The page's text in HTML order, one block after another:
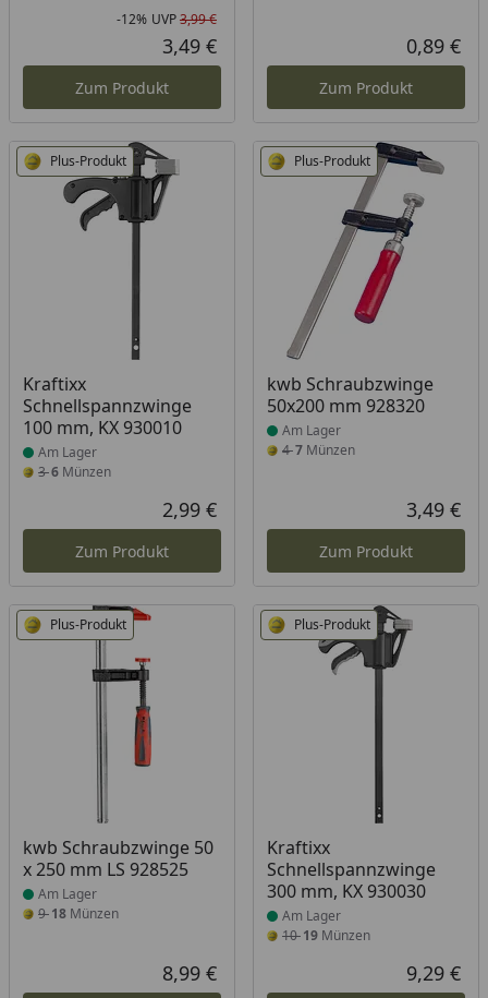
Rabatt in Prozent
-12%
Ursprünglicher Preis
UVP3,99 €
Aktueller Preis
3,49 €
Zum Produkt
0,89 €
Zum Produkt
Plus-Produkt
Kraftixx
Schnellspannzwinge
100 mm, KX 930010
Produkt am Lager
Am Lager
36 Münzen
Aktueller Preis
2,99 €
Zum Produkt
Plus-Produkt
kwb Schraubzwinge
50x200 mm 928320
Produkt am Lager
Am Lager
47Münzen
3,49 €
Zum Produkt
Plus-Produkt
kwb Schraubzwinge 50
x 250 mm LS 928525
Produkt am Lager
Am Lager
918 Münzen
Aktueller Preis
8,99 €
Plus-Produkt
Kraftixx
Schnellspannzwinge
300 mm, KX 930030
Produkt am Lager
Am Lager
1019Münzen
9,29 €